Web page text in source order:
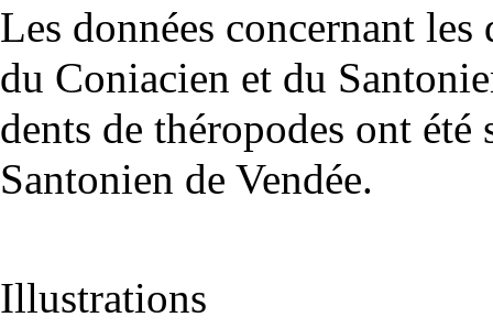
Les données concernant
du Coniacien et du
dents de théropodes ont
Santonien de Vendée.
Illustrations